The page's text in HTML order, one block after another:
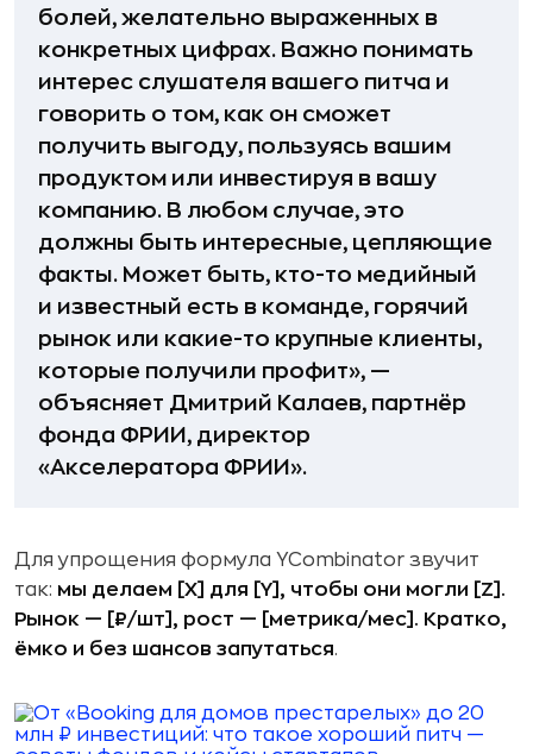
болей, желательно выраженных в
конкретных цифрах. Важно понимать
интерес слушателя вашего питча и
говорить о том, как он сможет
получить выгоду, пользуясь вашим
продуктом или инвестируя в вашу
компанию. В любом случае, это
должны быть интересные, цепляющие
факты. Может быть, кто-то медийный
и известный есть в команде, горячий
рынок или какие-то крупные клиенты,
которые получили профит», —
объясняет Дмитрий Калаев, партнёр
фонда ФРИИ, директор
«Акселератора ФРИИ».
Для упрощения формула YCombinator звучит
так: мы делаем [X] для [Y], чтобы они могли [Z].
Рынок — [₽/шт], рост — [метрика/мес]. Кратко,
ёмко и без шансов запутаться.